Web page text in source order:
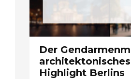
Der
architektonisches
Highlight Berlins